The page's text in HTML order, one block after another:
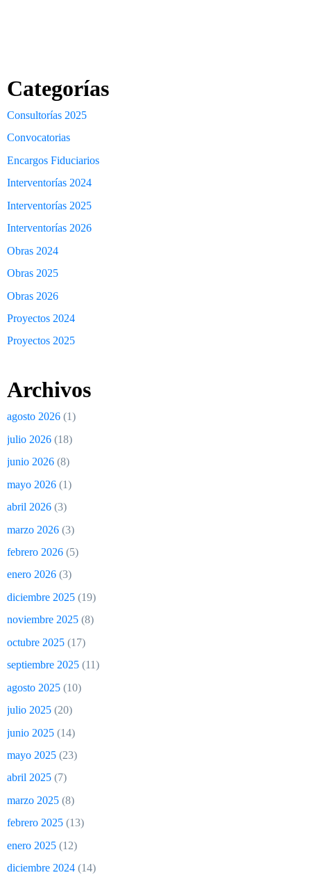
Categorías
Consultorías 2025
Convocatorias
Encargos Fiduciarios
Interventorías 2024
Interventorías 2025
Interventorías 2026
Obras 2024
Obras 2025
Obras 2026
Proyectos 2024
Proyectos 2025
Archivos
agosto 2026 (1)
julio 2026 (18)
junio 2026 (8)
mayo 2026 (1)
abril 2026 (3)
marzo 2026 (3)
febrero 2026 (5)
enero 2026 (3)
diciembre 2025 (19)
noviembre 2025 (8)
octubre 2025 (17)
septiembre 2025 (11)
agosto 2025 (10)
julio 2025 (20)
junio 2025 (14)
mayo 2025 (23)
abril 2025 (7)
marzo 2025 (8)
febrero 2025 (13)
enero 2025 (12)
diciembre 2024 (14)